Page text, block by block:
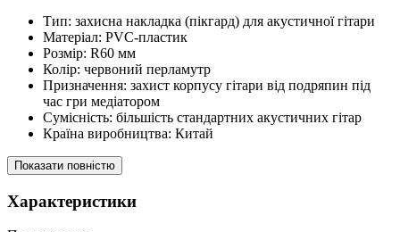
Тип: захисна накладка (пікгард) для акустичної гітари
Матеріал: PVC-пластик
Розмір: R60 мм
Колір: червоний перламутр
Призначення: захист корпусу гітари від подряпин під
час гри медіатором
Сумісність: більшість стандартних акустичних гітар
Країна виробництва: Китай
Показати повністю
Характеристики